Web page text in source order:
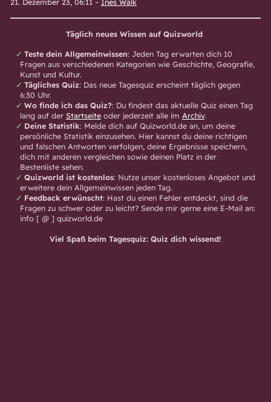
Täglich neues Wissen auf Quizworld
Teste dein Allgemeinwissen: Jeden Tag erwarten dich 10
Fragen aus verschiedenen Kategorien wie Geschichte, Geografie,
Kunst und Kultur.
Tägliches Quiz: Das neue Tagesquiz erscheint täglich gegen
6:30 Uhr.
Wo finde ich das Quiz?: Du findest das aktuelle Quiz einen Tag
lang auf der Startseiteoder jederzeit alle im Archiv.
Deine Statistik: Melde dich auf Quizworld.de an, um deine
persönliche Statistik einzusehen. Hier kannst du deine richtigen
und falschen Antworten verfolgen, deine Ergebnisse speichern,
dich mit anderen vergleichen sowie deinen Platz in der
Bestenliste sehen.
Quizworld ist kostenlos: Nutze unser kostenloses Angebot und
erweitere dein Allgemeinwissen jeden Tag.
Feedback erwünscht: Hast du einen Fehler entdeckt, sind die
Fragen zu schwer oder zu leicht? Sende mir gerne eine E-Mail an:
info [ @ ] quizworld.de
Viel Spaß beim Tagesquiz: Quiz dich wissend!